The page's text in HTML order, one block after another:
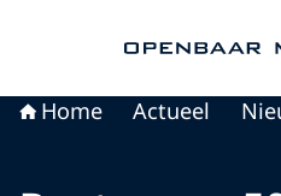
Home Actueel